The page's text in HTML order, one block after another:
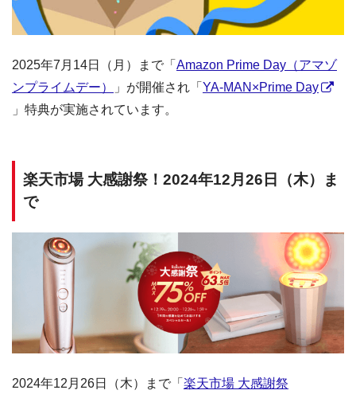
2025年7月14日（月）まで「 Amazon Prime Day（アマゾ
ンプライムデー）
」が開催され「 YA-MAN×Prime Day
」特典が実施されています。
楽天市場 大感謝祭！2024年12月26日（木）ま
で
2024年12月26日（木）まで「 楽天市場 大感謝祭